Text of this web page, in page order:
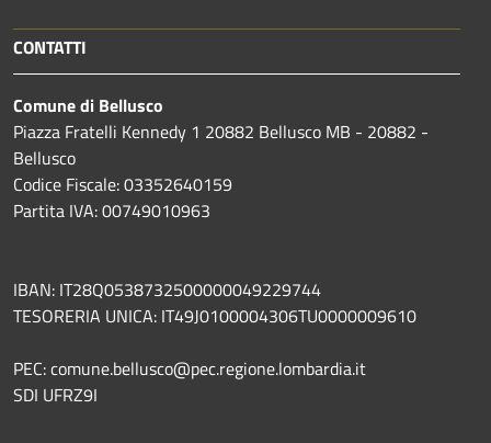
CONTATTI
Comune di Bellusco
Piazza Fratelli Kennedy 1 20882 Bellusco MB - 20882 -
Bellusco
Codice Fiscale: 03352640159
Partita IVA: 00749010963
IBAN: IT28Q0538732500000049229744
TESORERIA UNICA: IT49J0100004306TU0000009610
PEC: comune.bellusco@pec.regione.lombardia.it
SDI UFRZ9I